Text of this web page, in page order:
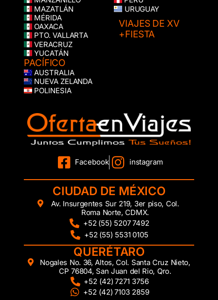
MAZATLÁN
MÉRIDA
OAXACA
PTO. VALLARTA
VERACRUZ
YUCATÁN
PACÍFICO
AUSTRALIA
NUEVA ZELANDA
POLINESIA
URUGUAY
VIAJES DE XV
+FIESTA
Facebook instagram
CIUDAD DE MÉXICO
Av. Insurgentes Sur 219, 3er piso, Col.
Roma Norte, CDMX.
+52 (55) 5207 7492
+52 (55) 5531 0105
QUERÉTARO
Nogales No. 36, Altos, Col. Santa Cruz Nieto,
CP 76804, San Juan del Rio, Qro.
+52 (42) 7271 3756
+52 (42) 7103 2859